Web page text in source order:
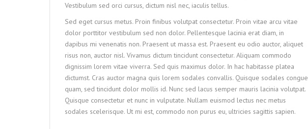
Vestibulum sed orci cursus, dictum nisl nec, iaculis tellus.
Sed eget cursus metus. Proin finibus volutpat consectetur. Proin vitae arcu vitae
dolor porttitor vestibulum sed non dolor. Pellentesque lacinia erat diam, in
dapibus mi venenatis non. Praesent ut massa est. Praesent eu odio auctor, aliquet
risus non, auctor nisl. Vivamus dictum tincidunt consectetur. Aliquam commodo
dignissim lorem vitae viverra. Sed quis maximus dolor. In hac habitasse platea
dictumst. Cras auctor magna quis lorem sodales convallis. Quisque sodales congue
quam, sed tincidunt dolor mollis id. Nunc sed lacus semper mauris lacinia volutpat.
Quisque consectetur et nunc in vulputate. Nullam euismod lectus nec metus
sodales scelerisque. Ut mi est, commodo non purus eu, ultricies sagittis sapien.